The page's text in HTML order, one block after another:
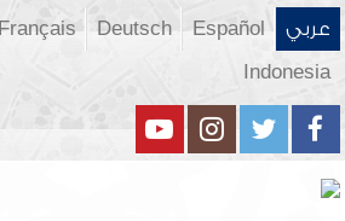
عربي Español
Deutsch
Français
Indonesia